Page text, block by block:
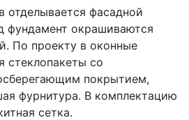
отделывается фасадной
фундамент окрашиваются
По проекту в оконные
стеклопакеты со
покрытием,
фурнитура. В комплектацию
сетка.